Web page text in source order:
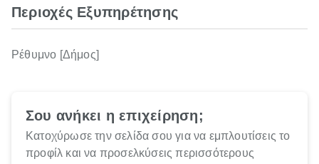
Περιοχές Εξυπηρέτησης
Ρέθυμνο [Δήμος]
Σου ανήκει η επιχείρηση;
Κατοχύρωσε την σελίδα σου για να εμπλουτίσεις το
προφίλ και να προσελκύσεις περισσότερους